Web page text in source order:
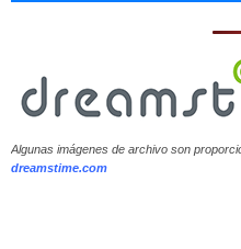
Algunas imágenes de archivo son
dreamstime.com